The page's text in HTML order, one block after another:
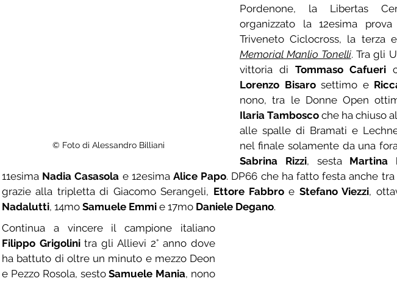
© Foto di Alessandro Billiani
Pordenone, la Libertas
organizzato la 12esima
Memorial Manlio Tonelli. Tra gli
vittoria di Tommaso Cafueri
Lorenzo Bisaro settimo e
Ilaria Tambosco che ha chiuso
alle spalle di Bramati e
Sabrina Rizzi, sesta Martina
11esima Nadia Casasola e 12esima Alice Papo. DP66 che ha fatto festa anche
grazie alla tripletta di Giacomo Serangeli, Ettore Fabbro e Stefano Viezzi,
Nadalutti, 14mo Samuele Emmi e 17mo Daniele Degano.
Filippo Grigolini tra gli Allievi 2° anno dove
ha battuto di oltre un minuto e mezzo Deon
e Pezzo Rosola, sesto Samuele Mania